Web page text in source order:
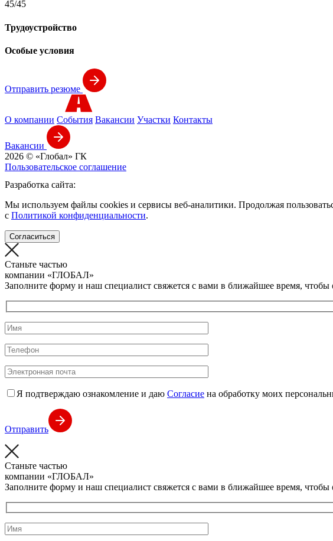
45/45
Трудоустройство
Особые условия
Отправить резюме
О компании События Вакансии Участки Контакты
Вакансии
2026 © «Глобал» ГК
Пользовательское соглашение
Разработка сайта:
Мы используем файлы cookies и сервисы веб-аналитики. Продолжая
с Политикой конфиденциальности.
Согласиться
Станьте частью
компании «ГЛОБАЛ»
Заполните форму и наш специалист свяжется с вами в ближайшее время, чтобы
Я подтверждаю ознакомление и даю Согласие на обработку моих
Отправить
Станьте частью
компании «ГЛОБАЛ»
Заполните форму и наш специалист свяжется с вами в ближайшее время, чтобы